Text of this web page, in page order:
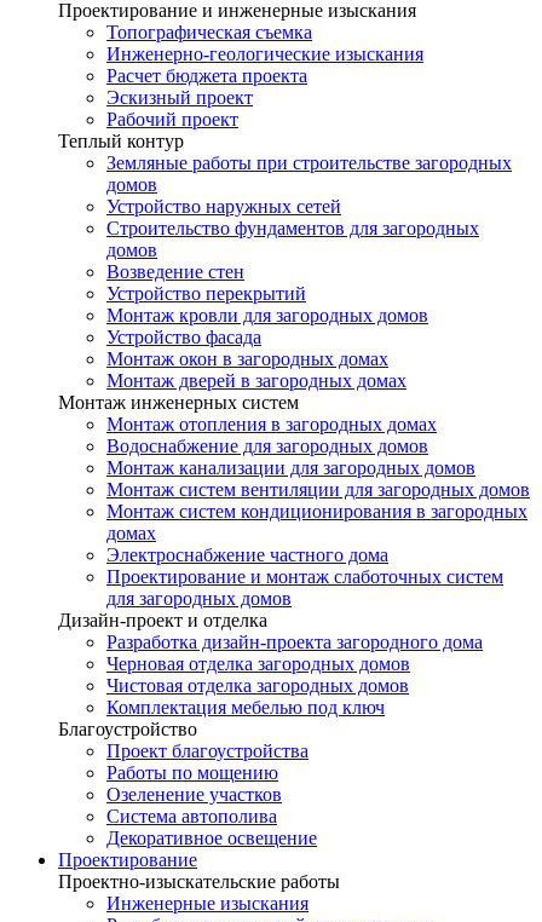
Проектирование и инженерные изыскания
Топографическая съемка
Инженерно-геологические изыскания
Расчет бюджета проекта
Эскизный проект
Рабочий проект
Теплый контур
Земляные работы при строительстве загородных
домов
Устройство наружных сетей
Строительство фундаментов для загородных
домов
Возведение стен
Устройство перекрытий
Монтаж кровли для загородных домов
Устройство фасада
Монтаж окон в загородных домах
Монтаж дверей в загородных домах
Монтаж инженерных систем
Монтаж отопления в загородных домах
Водоснабжение для загородных домов
Монтаж канализации для загородных домов
Монтаж систем вентиляции для загородных домов
Монтаж систем кондиционирования в загородных
домах
Электроснабжение частного дома
Проектирование и монтаж слаботочных систем
для загородных домов
Дизайн-проект и отделка
Разработка дизайн-проекта загородного дома
Черновая отделка загородных домов
Чистовая отделка загородных домов
Комплектация мебелью под ключ
Благоустройство
Проект благоустройства
Работы по мощению
Озеленение участков
Система автополива
Декоративное освещение
Проектирование
Проектно-изыскательские работы
Инженерные изыскания